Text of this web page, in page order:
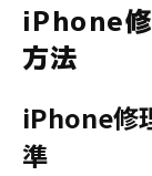
iPhone
方法
iPhone修
準